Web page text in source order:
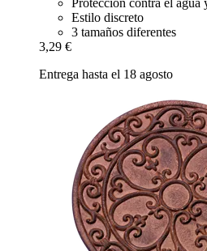
Estilo discreto
3 tamaños diferentes
3,29 €
Entrega hasta el 18 agosto